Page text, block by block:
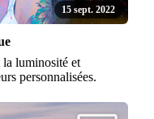
15 sept. 2022
la luminosité et
personnalisées.